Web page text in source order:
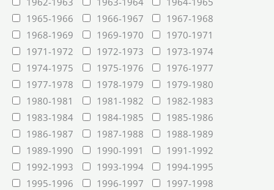
1965-1966
1966-1967
1967-1968
1968-1969
1969-1970
1970-1971
1971-1972
1972-1973
1973-1974
1974-1975
1975-1976
1976-1977
1977-1978
1978-1979
1979-1980
1980-1981
1981-1982
1982-1983
1983-1984
1984-1985
1985-1986
1986-1987
1987-1988
1988-1989
1989-1990
1990-1991
1991-1992
1992-1993
1993-1994
1994-1995
1995-1996
1996-1997
1997-1998